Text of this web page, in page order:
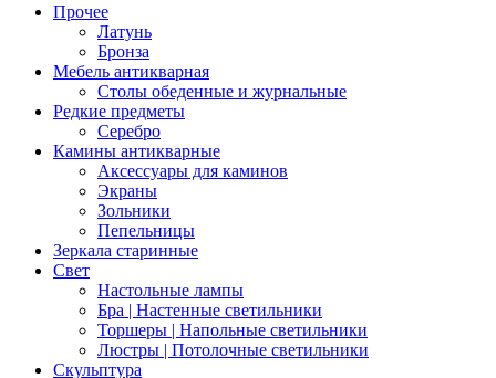
Прочее
Латунь
Бронза
Мебель антикварная
Столы обеденные и журнальные
Редкие предметы
Серебро
Камины антикварные
Аксессуары для каминов
Экраны
Зольники
Пепельницы
Зеркала старинные
Свет
Настольные лампы
Бра | Настенные светильники
Торшеры | Напольные светильники
Люстры | Потолочные светильники
Скульптура